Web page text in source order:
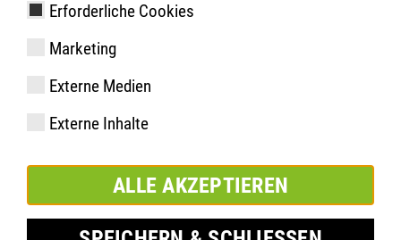
Erforderliche Cookies
Marketing
Externe Medien
Externe Inhalte
ALLE AKZEPTIEREN
A 25 BLACK